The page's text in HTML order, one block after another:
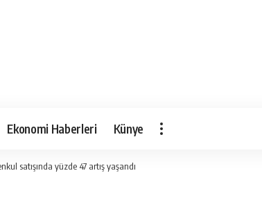
Ekonomi Haberleri Künye
satışında yüzde 47 artış yaşandı